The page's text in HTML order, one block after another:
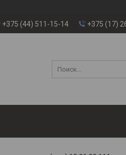
+375 (44) 511-15-14 +375 (17)